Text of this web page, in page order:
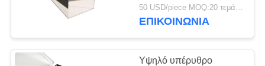
90° για ιατρικό και το
οπτικό σύστημα
50 USD/piece MOQ:20 τεμάχια
ΕΠΙΚΟΙΝΩΝΊΑ
Υψηλό υπέρυθρο